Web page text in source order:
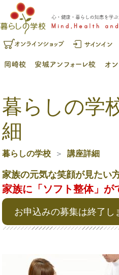
暮らしの学
細
暮らしの学校 講座詳細
家族の元気な笑顔が見たい
家族に「ソフト整体」が
お申込みの募集は終了し